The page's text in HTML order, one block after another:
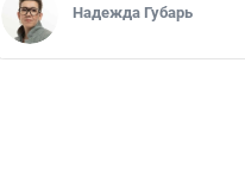
Надежда Губарь